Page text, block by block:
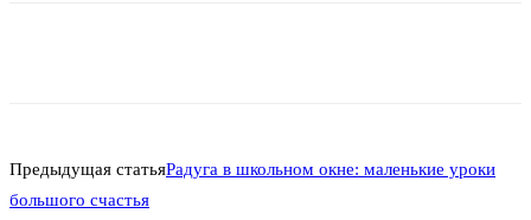
Предыдущая статьяРадуга в школьном окне: маленькие уроки
большого счастья